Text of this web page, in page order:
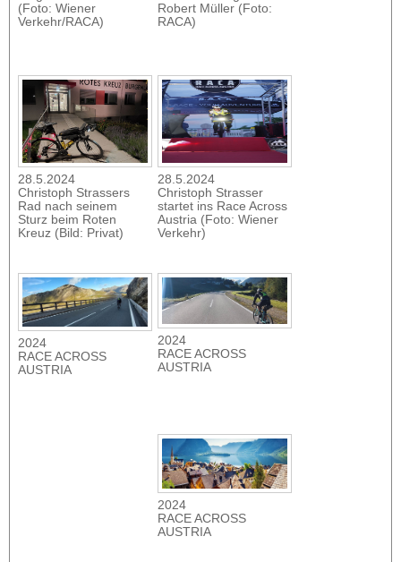
(Foto: Wiener
Verkehr/RACA)
Robert Müller (Foto:
RACA)
28.5.2024
Christoph Strassers
Rad nach seinem
Sturz beim Roten
Kreuz (Bild: Privat)
28.5.2024
Christoph Strasser
startet ins Race Across
Austria (Foto: Wiener
Verkehr)
2024
RACE ACROSS
AUSTRIA
2024
RACE ACROSS
AUSTRIA
2024
RACE ACROSS
AUSTRIA